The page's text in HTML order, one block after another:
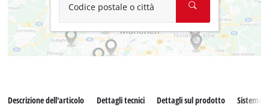
Codice postale o città
Descrizione dell'articolo Dettagli tecnici Dettagli sul prodotto Sistema